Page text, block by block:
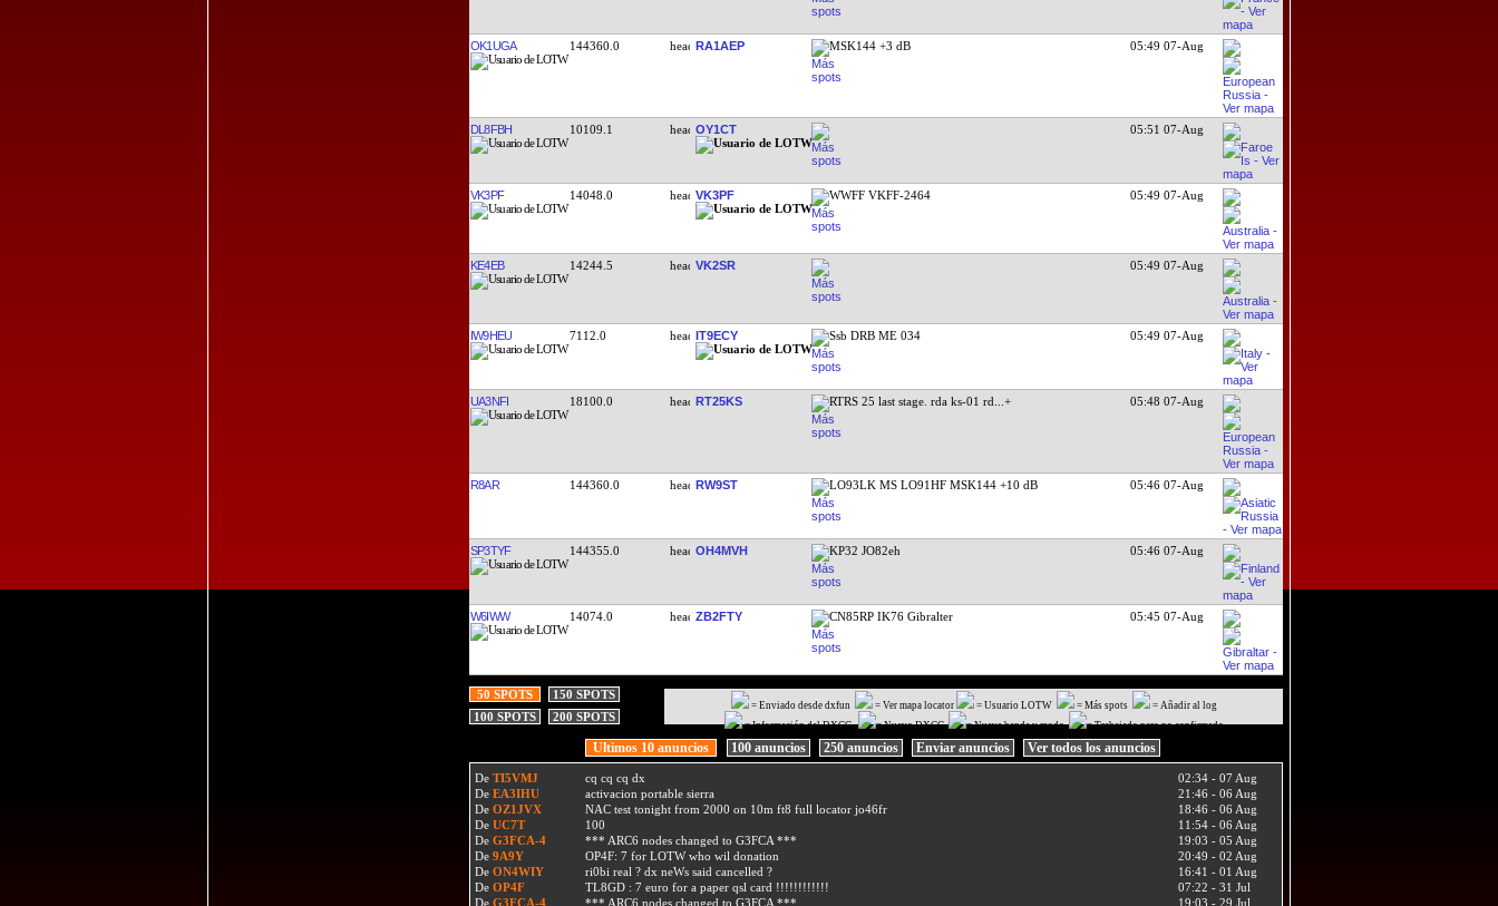
OK1UGA 144360.0 RA1AEP MSK144 +3 dB 05:49 07-Aug
DL8FBH 10109.1 OY1CT 05:51 07-Aug
VK3PF 14048.0 VK3PF WWFF VKFF-2464 05:49 07-Aug
KE4EB 14244.5 VK2SR 05:49 07-Aug
IW9HEU 7112.0 IT9ECY Ssb DRB ME 034 05:49 07-Aug
UA3NFI 18100.0 RT25KS RTRS 25 last stage. rda ks-01 rd ...+ 05:48 07-Aug
R8AR 144360.0 RW9ST LO93LK MS LO91HF MSK144 +10 dB 05:46 07-Aug
SP3TYF 144355.0 OH4MVH KP32 JO82eh 05:46 07-Aug
W6IWW 14074.0 ZB2FTY CN85RP IK76 Gibralter 05:45 07-Aug
50 SPOTS
150 SPOTS
100 SPOTS
200 SPOTS
= Enviado desde dxfun = Ver mapa locator = Usuario LOTW = Más spots
= Añadir al log
= Información del DXCC
= Nuevo DXCC = Nueva banda y modo = Trabajado pero no confirmado
Ultimos 10 anuncios 100 anuncios 250 anuncios Enviar anuncios Ver todos los anuncios
De TI5VMJ cq cq cq dx
02:34 - 07 Aug
De EA3IHU activacion portable sierra
21:46 - 06 Aug
De OZ1JVX NAC test tonight from 2000 on 10m ft8 full locator jo46fr
18:46 - 06 Aug
De UC7T 100
11:54 - 06 Aug
De G3FCA-4 *** ARC6 nodes changed to G3FCA ***
19:03 - 05 Aug
De 9A9Y OP4F: 7 for LOTW who wil donation
20:49 - 02 Aug
De ON4WIY ri0bi real ? dx neWs said cancelled ?
16:41 - 01 Aug
De OP4F TL8GD : 7 euro for a paper qsl card !!!!!!!!!!!!
07:22 - 31 Jul
De G3FCA-4 *** ARC6 nodes changed to G3FCA *** 19:03 - 29 Jul